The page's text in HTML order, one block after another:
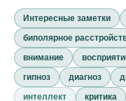
Интересные заметки
биполярное
внимание
гипноз
диагноз
интеллект
критика